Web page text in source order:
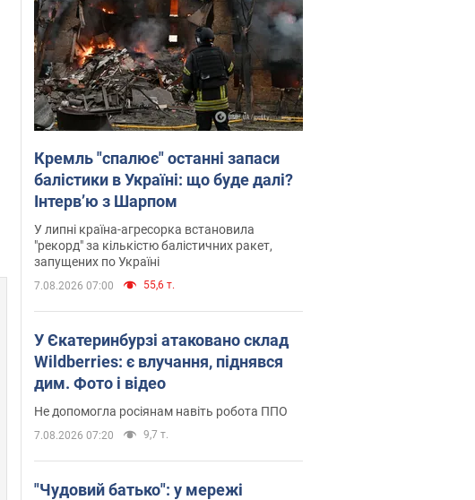
Кремль "спалює" останні запаси
балістики в Україні: що буде далі?
Інтерв’ю з Шарпом
У липні країна-агресорка встановила
"рекорд" за кількістю балістичних ракет,
запущених по Україні
7.08.2026 07:00 55,6 т.
У Єкатеринбурзі атаковано склад
Wildberries: є влучання, піднявся
дим. Фото і відео
Не допомогла росіянам навіть робота ППО
7.08.2026 07:20 9,7 т.
"Чудовий батько": у мережі